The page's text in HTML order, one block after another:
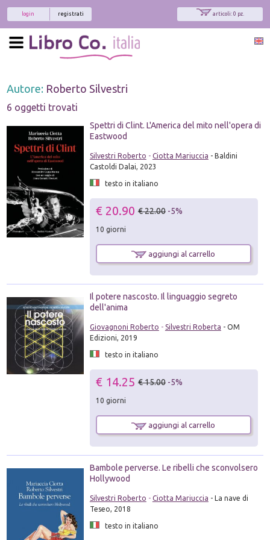
articoli: 0 pz.
registrati
login
Autore: Roberto Silvestri
6 oggetti trovati
Spettri di Clint. L'America del mito nell'opera di
Eastwood
Silvestri Roberto - Ciotta Mariuccia - Baldini
Castoldi Dalai, 2023
testo in italiano
€ 20.90 € 22.00 -5%
10 giorni
aggiungi al carrello
Il potere nascosto. Il linguaggio segreto
dell'anima
Giovagnoni Roberto - Silvestri Roberta - OM
Edizioni, 2019
testo in italiano
€ 14.25 € 15.00 -5%
10 giorni
aggiungi al carrello
Bambole perverse. Le ribelli che sconvolsero
Hollywood
Silvestri Roberto - Ciotta Mariuccia - La nave di
Teseo, 2018
testo in italiano